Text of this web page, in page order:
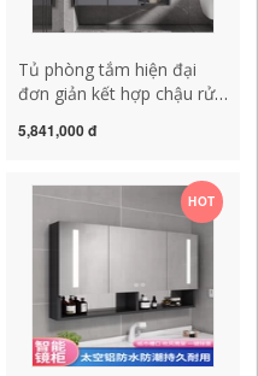
Tủ phòng tắm hiện đại
đơn giản kết hợp chậu rửa
chậu rửa chén bằng gốm
thông minh tủ gương
lavabo mẫu tủ gương
phòng tắm
5,841,000 đ
HOT